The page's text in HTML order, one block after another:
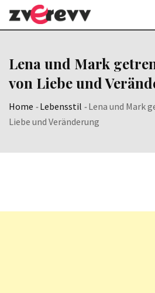
Skip
Lena und Mark
von Liebe und
Home -Lebensstil -Lena und Mark
Liebe und Veränderung